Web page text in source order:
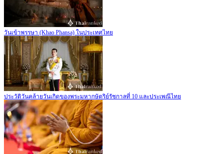
วันเข้าพรรษา (Khao Phansa) ในประเทศไทย
ประวัติวันคล้ายวันเกิดของพระมหากษัตริย์รัชกาลที่ 10 และประเพณีไทย